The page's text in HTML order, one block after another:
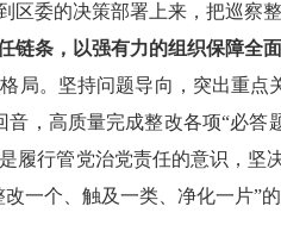
委的决策部署上来，把巡察
链条，以强有力的组织保障全面
局。坚持问题导向，突出重
，高质量完成整改各项“必答题
行管党治党责任的意识，坚
一个、触及一类、净化一片”